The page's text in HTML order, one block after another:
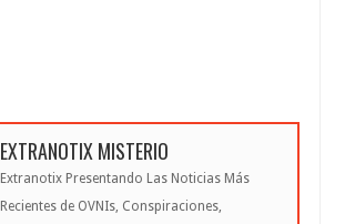
EXTRANOTIX MISTERIO
Extranotix Presentando Las Noticias Más
Recientes de OVNIs, Conspiraciones,